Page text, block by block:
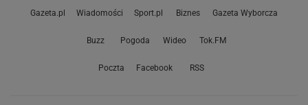
Gazeta.pl Wiadomości Sport.pl Biznes Gazeta Wyborcza
Buzz Pogoda Wideo Tok.FM
Poczta Facebook RSS